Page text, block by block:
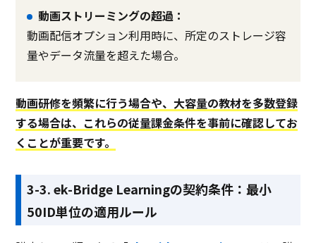
動画ストリーミングの超過：
動画配信オプション利用時に、所定のストレージ容
量やデータ流量を超えた場合。
動画研修を頻繁に行う場合や、大容量の教材を多数登録
する場合は、これらの従量課金条件を事前に確認してお
くことが重要です。
3-3. ek-Bridge Learningの契約条件：最小
50ID単位の適用ルール